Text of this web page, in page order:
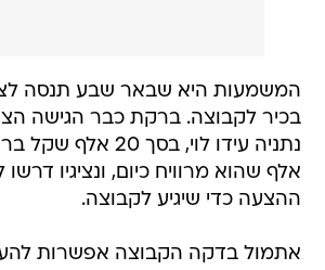
המשמעות היא שבאר שבע תנסה
בכיר לקבוצה. ברקת כבר הגישה
אלף שהוא מרוויח כיום, ונציגיו
ההצעה כדי שיגיע לקבוצה.
אתמול בדקה הקבוצה אפשרות